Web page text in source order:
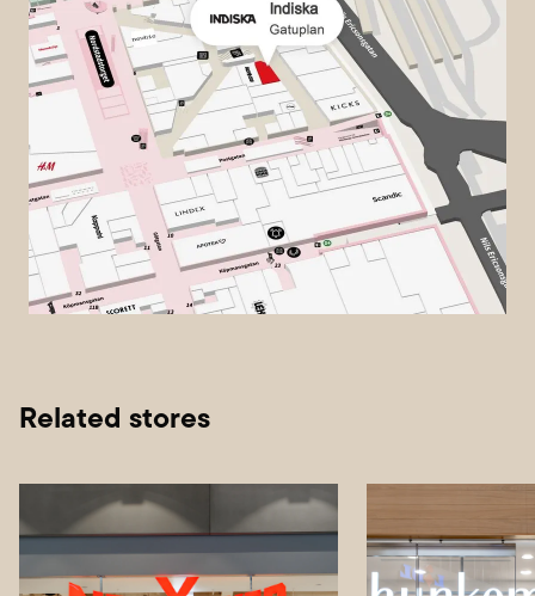
Related stores